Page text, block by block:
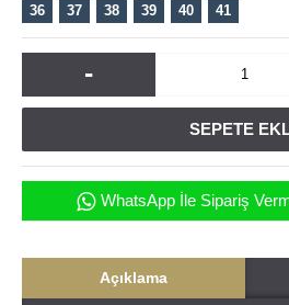
36 37 38 39 40 41
-
SEPETE
WhatsApp İle Sipariş
Açıklama